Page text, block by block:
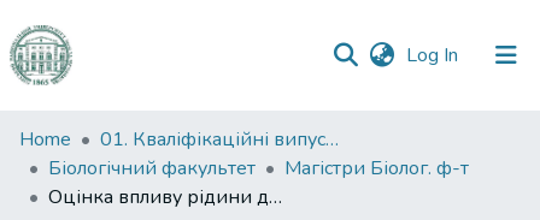
Log In (current)
Communities
&
Collections
Home
01. Кваліфікаційні випускні роботи здобувачів вищої освіти
Біологічний факультет
Магістри Біолог. ф-т
Оцінка впливу рідини для електронних сигарет в тестах на D. melanogaster